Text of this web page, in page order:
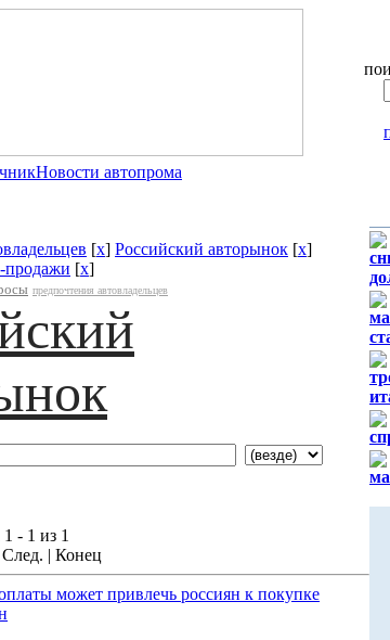
Новости автопрома
[x] Российский авторынок [x]
продажи [x]
предпочтения автовладельцев
- 1 из 1
След. | Конец
может привлечь россиян к покупке